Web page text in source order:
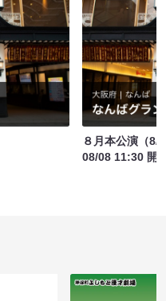
８月本公演（8/
08/08 11:30 開